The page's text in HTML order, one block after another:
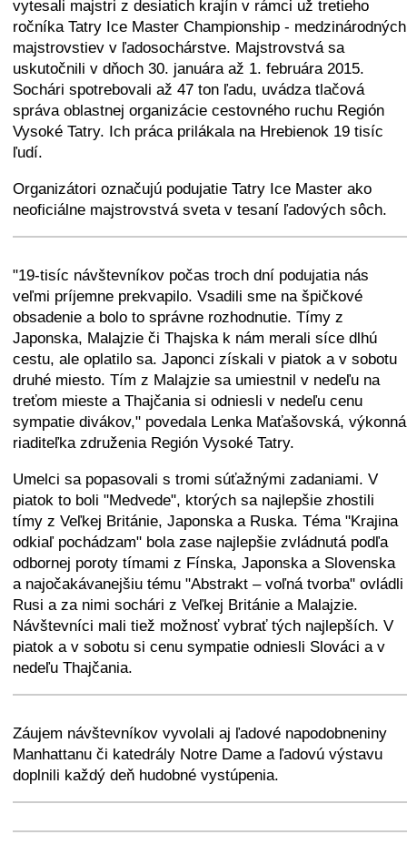
vytesali majstri z desiatich krajín v rámci už tretieho
ročníka Tatry Ice Master Championship - medzinárodných
majstrovstiev v ľadosochárstve. Majstrovstvá sa
uskutočnili v dňoch 30. januára až 1. februára 2015.
Sochári spotrebovali až 47 ton ľadu, uvádza tlačová
správa oblastnej organizácie cestovného ruchu Región
Vysoké Tatry. Ich práca prilákala na Hrebienok 19 tisíc
ľudí.
Organizátori označujú podujatie Tatry Ice Master ako
neoficiálne majstrovstvá sveta v tesaní ľadových sôch.
+ − ⛶
"19-tisíc návštevníkov počas troch dní podujatia nás
veľmi príjemne prekvapilo. Vsadili sme na špičkové
obsadenie a bolo to správne rozhodnutie. Tímy z
Japonska, Malajzie či Thajska k nám merali síce dlhú
cestu, ale oplatilo sa. Japonci získali v piatok a v sobotu
druhé miesto. Tím z Malajzie sa umiestnil v nedeľu na
treťom mieste a Thajčania si odniesli v nedeľu cenu
sympatie divákov," povedala Lenka Maťašovská, výkonná
riaditeľka združenia Región Vysoké Tatry.
Umelci sa popasovali s tromi súťažnými zadaniami. V
piatok to boli "Medvede", ktorých sa najlepšie zhostili
tímy z Veľkej Británie, Japonska a Ruska. Téma "Krajina
odkiaľ pochádzam" bola zase najlepšie zvládnutá podľa
odbornej poroty tímami z Fínska, Japonska a Slovenska
a najočakávanejšiu tému "Abstrakt – voľná tvorba" ovládli
Rusi a za nimi sochári z Veľkej Británie a Malajzie.
Návštevníci mali tiež možnosť vybrať tých najlepších. V
piatok a v sobotu si cenu sympatie odniesli Slováci a v
nedeľu Thajčania.
+ − ⛶
Záujem návštevníkov vyvolali aj ľadové napodobneniny
Manhattanu či katedrály Notre Dame a ľadovú výstavu
doplnili každý deň hudobné vystúpenia.
+ −
⛶